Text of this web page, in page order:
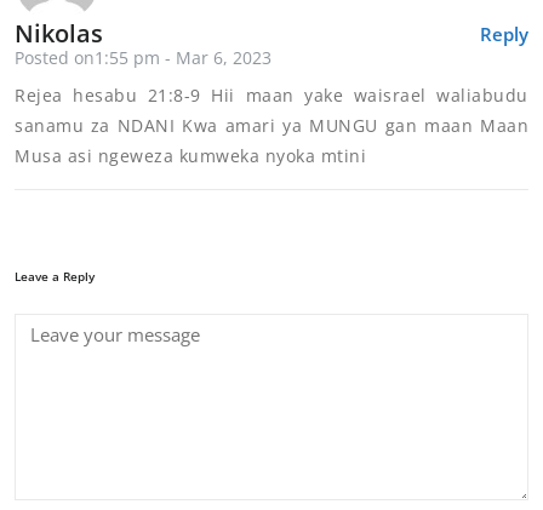
Reply
Nikolas
Posted on1:55 pm - Mar 6, 2023
Rejea hesabu 21:8-9 Hii maan yake waisrael waliabudu
sanamu za NDANI Kwa amari ya MUNGU gan maan Maan
Musa asi ngeweza kumweka nyoka mtini
Leave a Reply